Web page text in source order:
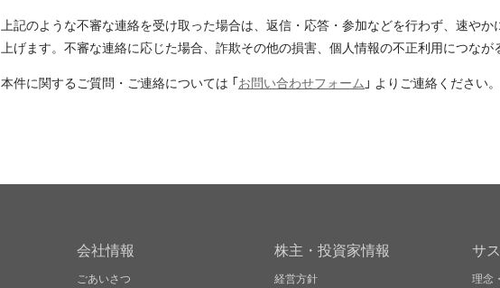
上記のような不審な連絡を受け取った場合は、返信・応答・参加などを行わず、速や
上げます。不審な連絡に応じた場合、詐欺その他の損害、個人情報の不正利用につなが
本件に関するご質問・ご連絡については 「お問い合わせフォーム」 よりご連絡ください。
会社情報
ごあいさつ
株主・投資家情報
経営方針
サ
理念